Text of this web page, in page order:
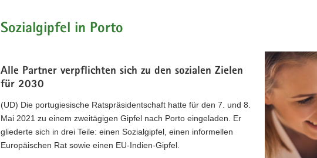
Sozialgipfel in Porto
Alle Partner verpflichten sich zu den sozialen Zielen
für 2030
(UD) Die portugiesische Ratspräsidentschaft hatte für den 7. und 8.
Mai 2021 zu einem zweitägigen Gipfel nach Porto eingeladen. Er
gliederte sich in drei Teile: einen Sozialgipfel, einen informellen
Europäischen Rat sowie einen EU-Indien-Gipfel.